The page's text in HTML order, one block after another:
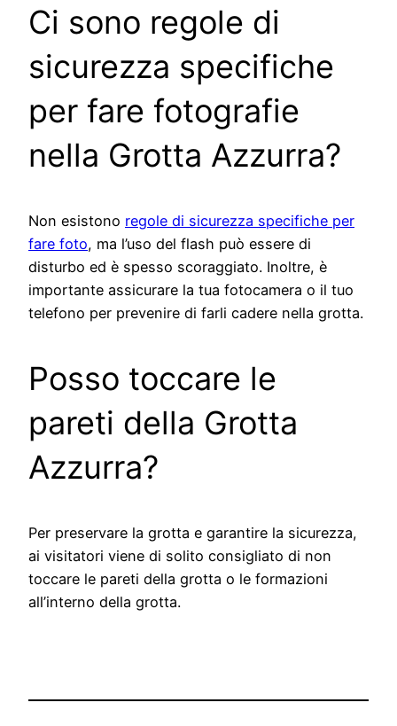
Ci sono regole di
sicurezza specifiche
per fare fotografie
nella Grotta Azzurra?
Non esistono regole di sicurezza specifiche per
fare foto, ma l’uso del flash può essere di
disturbo ed è spesso scoraggiato. Inoltre, è
importante assicurare la tua fotocamera o il tuo
telefono per prevenire di farli cadere nella grotta.
Posso toccare le
pareti della Grotta
Azzurra?
Per preservare la grotta e garantire la sicurezza,
ai visitatori viene di solito consigliato di non
toccare le pareti della grotta o le formazioni
all’interno della grotta.